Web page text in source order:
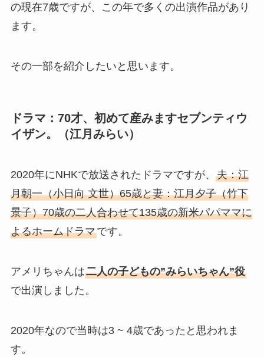
の現在7歳ですが、この年で多くの出演作品があり
ます。
その一部を紹介したいと思います。
ドラマ：70才、初めて産みますセブンティウ
イザン。（江月みらい）
2020年にNHKで放送されたドラマですが、 夫：江
月朝一（小日向 文世）65歳と妻：江月夕子（竹下
景子）70歳の二人合わせて135歳の新米パパママに
よるホームドラマです。
アメリちゃんは二人の子どもの”みらいちゃん”役
で出演しました。
2020年なので当時は3 ~ 4歳であったと思われま
す。